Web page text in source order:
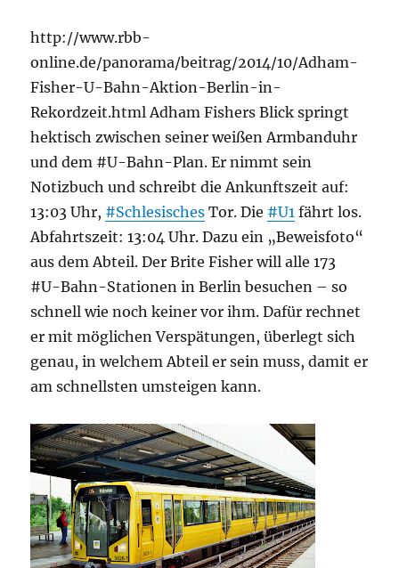
http://www.rbb-
online.de/panorama/beitrag/2014/10/Adham-
Fisher-U-Bahn-Aktion-Berlin-in-
Rekordzeit.html Adham Fishers Blick springt
hektisch zwischen seiner weißen Armbanduhr
und dem #U-Bahn-Plan. Er nimmt sein
Notizbuch und schreibt die Ankunftszeit auf:
13:03 Uhr, #Schlesisches Tor. Die #U1 fährt los.
Abfahrtszeit: 13:04 Uhr. Dazu ein „Beweisfoto“
aus dem Abteil. Der Brite Fisher will alle 173
#U-Bahn-Stationen in Berlin besuchen – so
schnell wie noch keiner vor ihm. Dafür rechnet
er mit möglichen Verspätungen, überlegt sich
genau, in welchem Abteil er sein muss, damit er
am schnellsten umsteigen kann.